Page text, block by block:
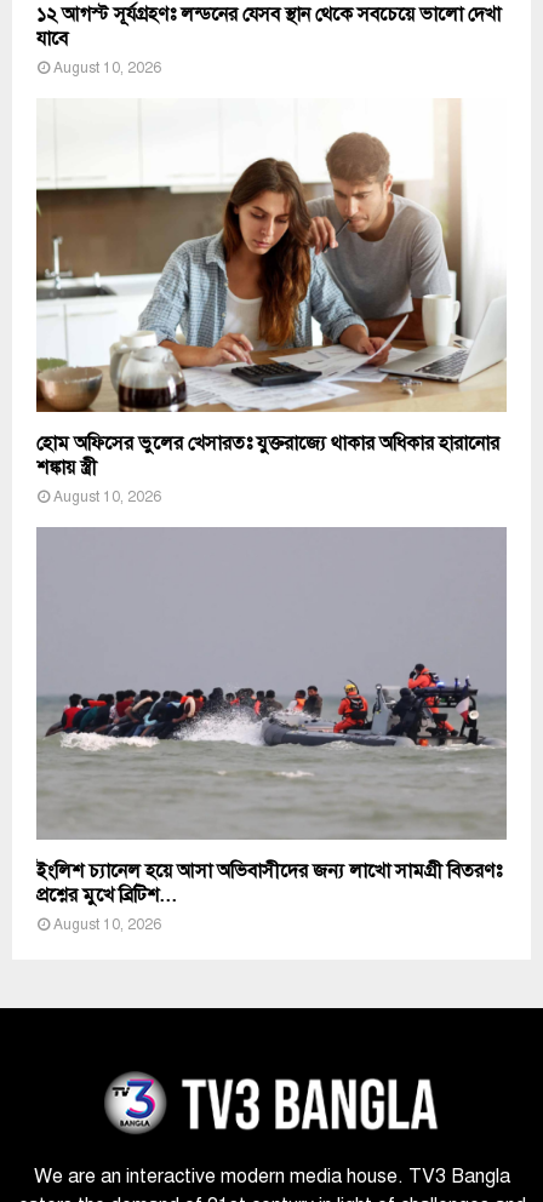
১২ আগস্ট সূর্যগ্রহণঃ লন্ডনের যেসব স্থান থেকে সবচেয়ে ভালো দেখা
যাবে
August 10, 2026
হোম অফিসের ভুলের খেসারতঃ যুক্তরাজ্যে থাকার অধিকার হারানোর
শঙ্কায় স্ত্রী
August 10, 2026
ইংলিশ চ্যানেল হয়ে আসা অভিবাসীদের জন্য লাখো সামগ্রী বিতরণঃ
প্রশ্নের মুখে ব্রিটিশ...
August 10, 2026
We are an interactive modern media house. TV3 Bangla